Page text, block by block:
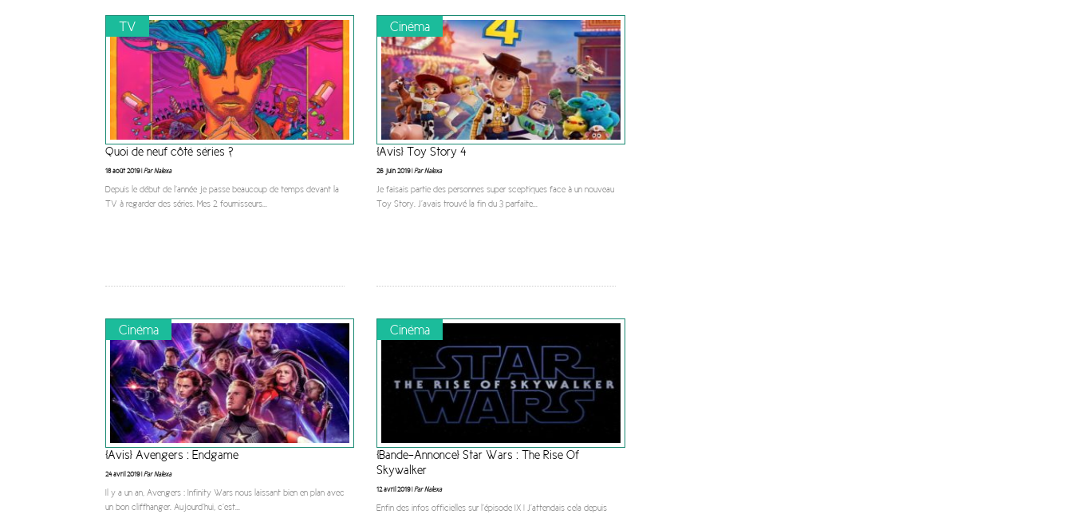
TV
Quoi de neuf côté séries ?
18 août 2019 |Par Nalexa
Depuis le début de l’année je passe beaucoup de temps devant la
TV à regarder des séries. Mes 2 fournisseurs...
Cinéma
[Avis] Toy Story 4
26 juin 2019 |Par Nalexa
Je faisais partie des personnes super sceptiques face à un nouveau
Toy Story. J’avais trouvé la fin du 3 parfaite...
Cinéma
[Avis] Avengers : Endgame
24 avril 2019 |Par Nalexa
Il y a un an, Avengers : Infinity Wars nous laissant bien en plan avec
un bon cliffhanger. Aujourd’hui, c’est...
Cinéma
[Bande-Annonce] Star Wars : The Rise Of
Skywalker
12 avril 2019 |Par Nalexa
Enfin des infos officielles sur l’épisode IX ! J’attendais cela depuis